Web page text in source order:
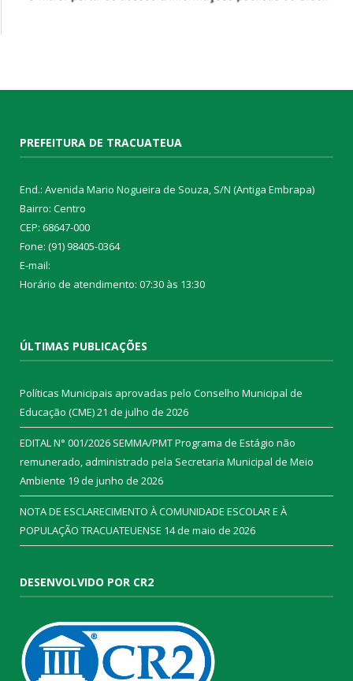
PREFEITURA DE TRACUATEUA
End.: Avenida Mario Nogueira de Souza, S/N (Antiga Embrapa)
Bairro: Centro
CEP: 68647-000
Fone: (91) 98405-0364
E-mail:
Horário de atendimento: 07:30 às 13:30
ÚLTIMAS PUBLICAÇÕES
Políticas Municipais aprovadas pelo Conselho Municipal de
Educação (CME)21 de julho de 2026
EDITAL N° 001/2026 SEMMA/PMT Programa de Estágio não
remunerado, administrado pela Secretaria Municipal de Meio
Ambiente 19 de junho de 2026
NOTA DE ESCLARECIMENTO À COMUNIDADE ESCOLAR E À
POPULAÇÃO TRACUATEUENSE 14 de maio de 2026
DESENVOLVIDO POR CR2